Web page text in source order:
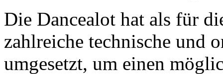
Die Dancealot hat als für
zahlreiche technische und
umgesetzt, um einen